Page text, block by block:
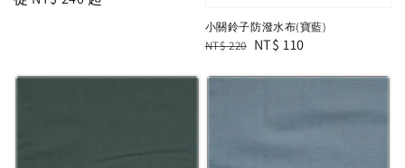
小關鈴子防潑水布(寶藍)
Regular
NT$ 220 Sale
NT$ 110